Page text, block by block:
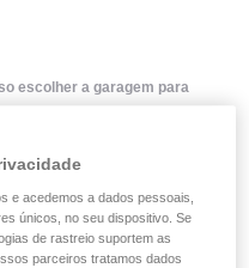
escolher a garagem para
garagem
veículo?
e acedemos a dados pessoais,
únicos, no seu dispositivo. Se
de rastreio suportem as
parceiros tratamos dados